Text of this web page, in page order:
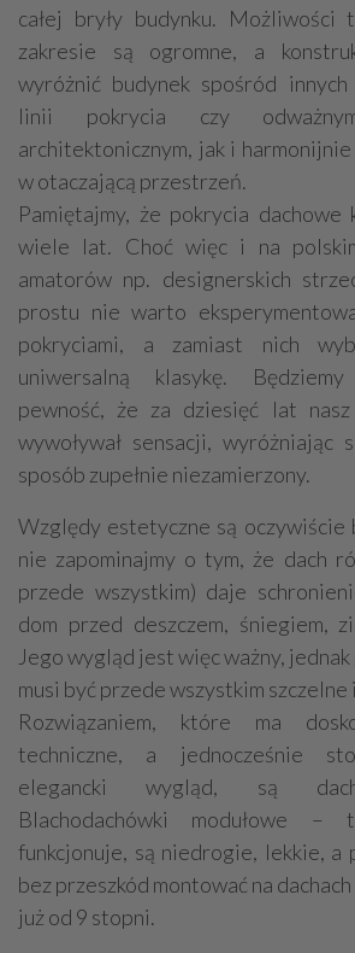
całej bryły budynku. Możliwości
zakresie są ogromne, a
wyróżnić budynek spośród
linii pokrycia czy
architektonicznym, jak i
w otaczającą przestrzeń.
Pamiętajmy, że pokrycia dachowe
wiele lat. Choć więc i na
amatorów np. designerskich
prostu nie warto
pokryciami, a zamiast nich
uniwersalną klasykę.
pewność, że za dziesięć lat
wywoływał sensacji,
sposób zupełnie niezamierzony.
Względy estetyczne są oczywiście
nie zapominajmy o tym, że dach
przede wszystkim) daje
dom przed deszczem, śniegiem,
Jego wygląd jest więc ważny,
musi być przede wszystkim szczelne
Rozwiązaniem, które ma
techniczne, a jednocześnie
elegancki wygląd, są
Blachodachówki modułowe
funkcjonuje, są niedrogie, lekkie, a
bez przeszkód montować na
już od 9 stopni.